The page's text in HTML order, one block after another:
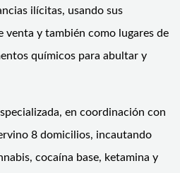
ilícitas, usando sus
venta y también como lugares de
químicos para abultar y
en coordinación con
8 domicilios, incautando
cocaína base, ketamina y